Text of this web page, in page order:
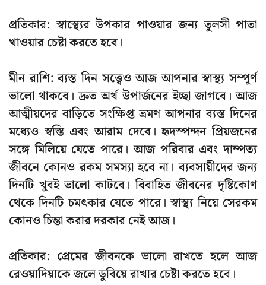
প্রতিকার: স্বাস্থ্যের উপকার পাওয়ার জন্য তুলসী পাতা
খাওয়ার চেষ্টা করতে হবে।
মীন রাশি: ব্যস্ত দিন সত্ত্বেও আজ আপনার স্বাস্থ্য সম্পূর্ণ
ভালো থাকবে। দ্রুত অর্থ উপার্জনের ইচ্ছা জাগবে। আজ
আত্মীয়দের বাড়িতে সংক্ষিপ্ত ভ্রমণ আপনার ব্যস্ত দিনের
মধ্যেও স্বস্তি এবং আরাম দেবে। হৃদস্পন্দন প্রিয়জনের
সঙ্গে মিলিয়ে যেতে পারে। আজ পরিবার এবং দাম্পত্য
জীবনে কোনও রকম সমস্যা হবে না। ব্যবসায়ীদের জন্য
দিনটি খুবই ভালো কাটবে। বিবাহিত জীবনের দৃষ্টিকোণ
থেকে দিনটি চমৎকার যেতে পারে। স্বাস্থ্য নিয়ে সেরকম
কোনও চিন্তা করার দরকার নেই আজ।
প্রতিকার: প্রেমের জীবনকে ভালো রাখতে হলে আজ
রেওয়াদিয়াকে জলে ডুবিয়ে রাখার চেষ্টা করতে হবে।